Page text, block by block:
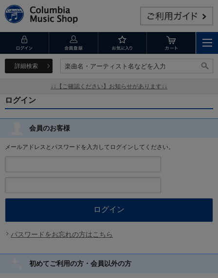
詳細検索 楽曲名・アーティスト名などを入力
楽曲名・アーティスト名などを入力
↓↓【ご確認ください】お知らせがあります↓↓
ログイン
会員のお客様
メールアドレスとパスワードを入力してログインしてください。
パスワードをお忘れの方はこちら
初めてご利用の方・会員以外の方